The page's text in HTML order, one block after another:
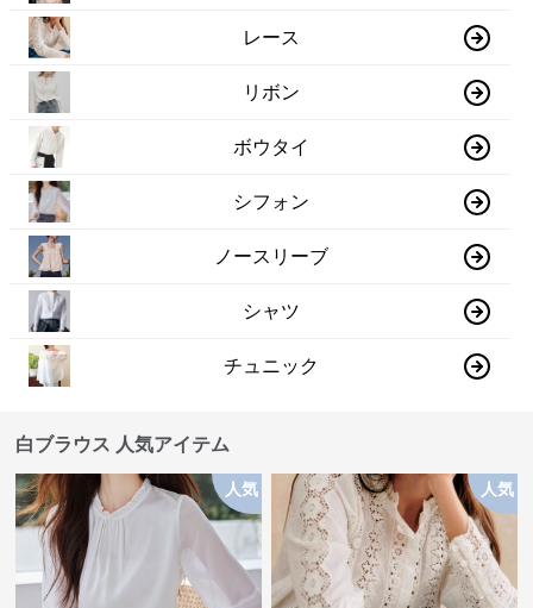
レース
リボン
ボウタイ
シフォン
ノースリーブ
シャツ
チュニック
白ブラウス 人気アイテム
人気 人気